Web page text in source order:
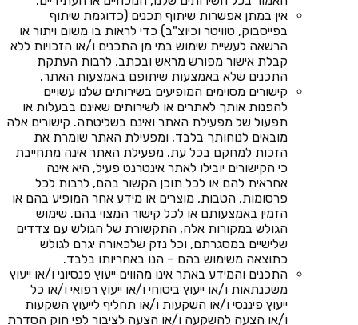
אין במתן אפשרות שיתוף תכנים (כדוגמת שיתוף
בפייסבוק, טוויטר וכיוצ"ב) כדי לראות בו משום ויתור או
הרשאה לעשיית שימוש במי מן התכנים ו/או הזכויות ללא
קבלת אישור מפורש מראש ובכתב, לרבות העתקת
התכנים שלא באמצעות שיתופם באמצעות האתר.
קישורים מסוימים המופיעים בשירותים שלנו עשויים
להפנות אותך לאתרים או לשירותים שאינם בבעלות או
תפעול של מפעילת האתר ואינם בשליטתה. קישורים אלה
מובאים לנוחותך בלבד, ומפעילת האתר שומרת את
הזכות למחקם בכל עת. מפעילת האתר אינה מתחייבת
כי הקישורים יובילו לאתר אינטרנט פעיל, היא אינה
אחראית להם או לכל תוכן הקשור בהם, לרבות לכל
פרסומות, הטבות, מוצרים או מידע אחר המופיע בהם או
הזמין באמצעותם או לכל קישור המצוי בהם. שימוש
הגולש במקורות אלה, התקשורת של הגולש עם צדדים
שלישיים במסגרתם, וכל נזק שלכאורה יגרם לגולש
כתוצאה משימוש בהם – הנו באחריותו בלבד.
התכנים והמידע באתר אינו מהווים ייעוץ פנסיוני ו/או ייעוץ
משכנתאות ו/או ייעוץ ביטוחי ו/או ייעוץ רפואי ו/או כל
ייעוץ פיננסי ו/או השקעות ו/או תחליף לייעוץ השקעות
ו/או הצעה להשקעה ו/או הצעה לציבור לפי חוק הסדרת